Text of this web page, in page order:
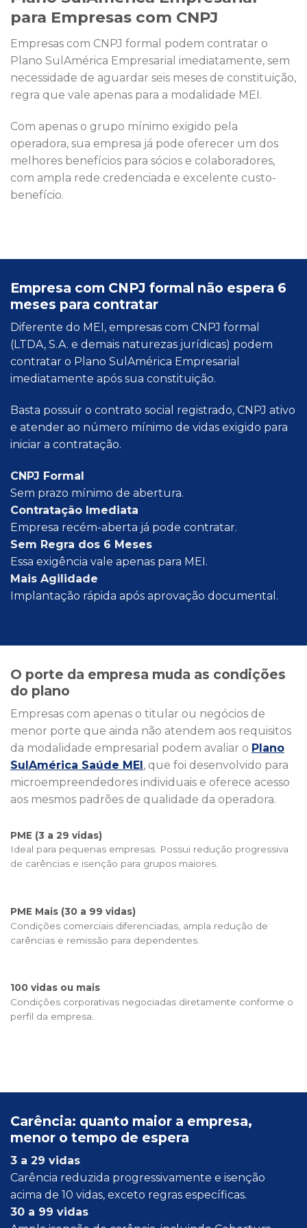
para Empresas com CNPJ
Empresas com CNPJ formal podem contratar o
Plano SulAmérica Empresarial imediatamente, sem
necessidade de aguardar seis meses de constituição,
regra que vale apenas para a modalidade MEI.
Com apenas o grupo mínimo exigido pela
operadora, sua empresa já pode oferecer um dos
melhores benefícios para sócios e colaboradores,
com ampla rede credenciada e excelente custo-
benefício.
Empresa com CNPJ formal não espera 6
meses para contratar
Diferente do MEI, empresas com CNPJ formal
(LTDA, S.A. e demais naturezas jurídicas) podem
contratar o Plano SulAmérica Empresarial
imediatamente após sua constituição.
Basta possuir o contrato social registrado, CNPJ ativo
e atender ao número mínimo de vidas exigido para
iniciar a contratação.
CNPJ Formal
Sem prazo mínimo de abertura.
Contratação Imediata
Empresa recém-aberta já pode contratar.
Sem Regra dos 6 Meses
Essa exigência vale apenas para MEI.
Mais Agilidade
Implantação rápida após aprovação documental.
O porte da empresa muda as condições
do plano
Empresas com apenas o titular ou negócios de
menor porte que ainda não atendem aos requisitos
da modalidade empresarial podem avaliar o Plano
SulAmérica Saúde MEI , que foi desenvolvido para
microempreendedores individuais e oferece acesso
aos mesmos padrões de qualidade da operadora.
PME (3 a 29 vidas)
Ideal para pequenas empresas. Possui redução progressiva
de carências e isenção para grupos maiores.
PME Mais (30 a 99 vidas)
Condições comerciais diferenciadas, ampla redução de
carências e remissão para dependentes.
100 vidas ou mais
Condições corporativas negociadas diretamente conforme o
perfil da empresa.
Carência: quanto maior a empresa,
menor o tempo de espera
3 a 29 vidas
Carência reduzida progressivamente e isenção
acima de 10 vidas, exceto regras específicas.
30 a 99 vidas